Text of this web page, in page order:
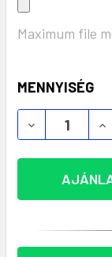
Maximum file
KÉSZLET:
MENNYISÉG
MAGINLY